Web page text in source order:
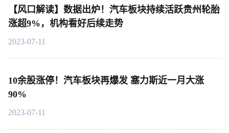
【风口解读】数据出炉！汽车板块持续活跃贵州轮胎
涨超9%，机构看好后续走势
2023-07-11
10余股涨停！汽车板块再爆发 塞力斯近一月大涨
90%
2023-07-11